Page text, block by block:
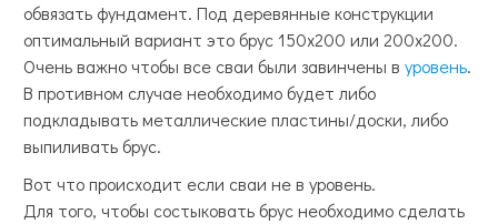
обвязать фундамент. Под деревянные конструкции
оптимальный вариант это брус 150х200 или 200х200.
Очень важно чтобы все сваи были завинчены в уровень.
В противном случае необходимо будет либо
подкладывать металлические пластины/доски, либо
выпиливать брус.
Вот что происходит если сваи не в уровень.
Для того, чтобы состыковать брус необходимо сделать